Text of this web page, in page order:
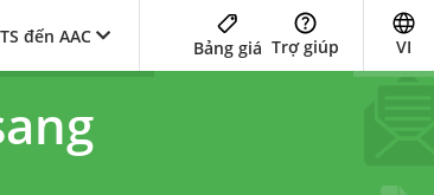
TS đến AAC
Bảng giá Trợ giúp VI